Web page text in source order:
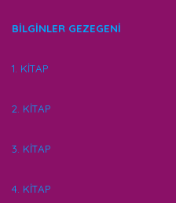
BİLGİNLER GEZEGENİ
1. KİTAP
2. KİTAP
3. KİTAP
4. KİTAP